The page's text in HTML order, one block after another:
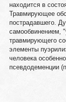
находится в
Травмирующее
пострадавшего.
самообвинением,
травмирующего
элементы
человека
псевдодеменции